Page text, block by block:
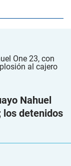
Nahuel
los detenidos